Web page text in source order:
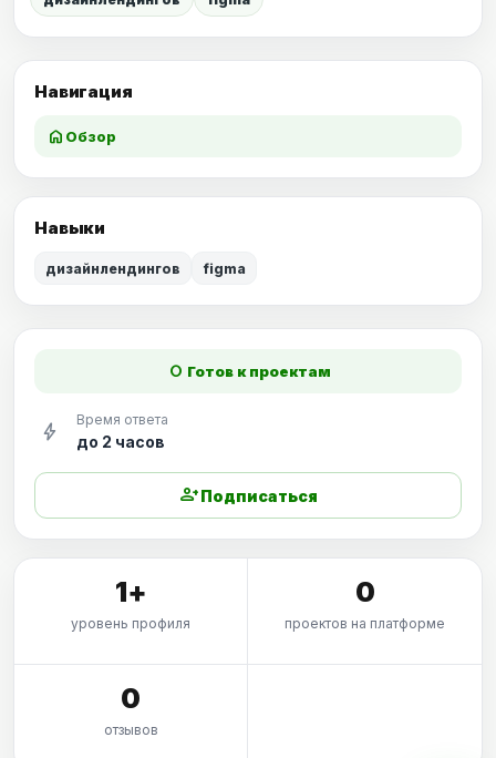
Навигация
home Обзор
Навыки
дизайнлендингов figma
fiber_manual_record Готов к проектам
bolt Время ответа
до 2 часов
person_addПодписаться
1+
уровень профиля
0
проектов на платформе
0
отзывов